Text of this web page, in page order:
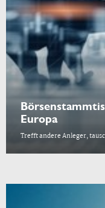
Europa
Trefft andere Anleger,